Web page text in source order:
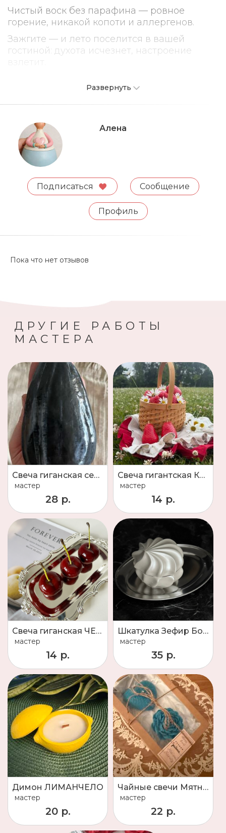
Чистый воск без парафина — ровное
горение, никакой копоти и аллергенов.
Зажгите — и лето поселится в вашей
гостиной: духота исчезнет, настроение
Добавьте в корзину — и пусть в доме всегда
пахнет праздником!
Отличный подарок !
Развернуть
Алена
Подписаться Сообщение
Профиль
Пока что нет отзывов
ДРУГИЕ РАБОТЫ
МАСТЕРА
Свеча гиганская семечка ПУЗАНОК
мастер
28 р.
Свеча гигантская КлубнIца
мастер
14 р.
Свеча гиганская ЧЕРЕШНЯ
мастер
14 р.
Шкатулка Зефир Большой ,наполнен внутри ароматной свечей
мастер
35 р.
Димон ЛИМАНЧЕЛО
мастер
20 р.
Чайные свечи Мятная Махито
мастер
22 р.